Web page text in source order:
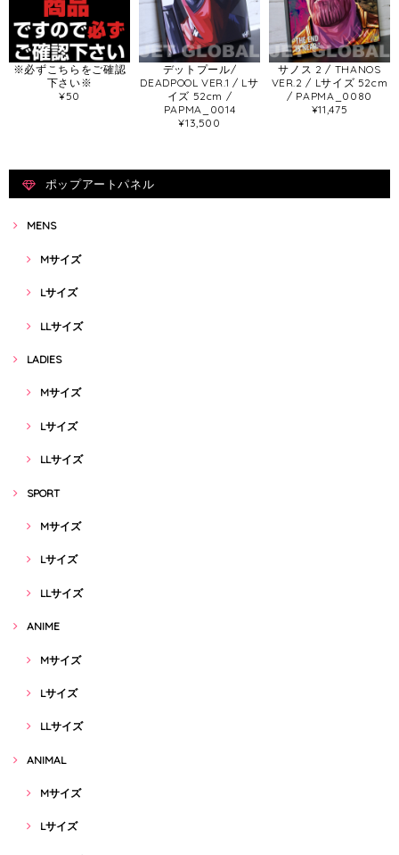
※必ずこちらをご確認
下さい※
¥50
デットプール/
DEADPOOL VER.1 / Lサ
イズ 52cm /
PAPMA_0014
¥13,500
サノス 2 / THANOS
VER.2 / Lサイズ 52cm
/ PAPMA_0080
¥11,475
ポップアートパネル
MENS
Mサイズ
Lサイズ
LLサイズ
LADIES
Mサイズ
Lサイズ
LLサイズ
SPORT
Mサイズ
Lサイズ
LLサイズ
ANIME
Mサイズ
Lサイズ
LLサイズ
ANIMAL
Mサイズ
Lサイズ